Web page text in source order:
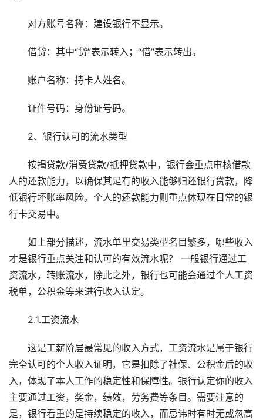
对方账号名称：建设银行不显示。
借贷：其中“贷”表示转入；“借”表示转出。
账户名称：持卡人姓名。
证件号码：身份证号码。
2、银行认可的流水类型
按揭贷款/消费贷款/抵押贷款中，银行会重点审核借款
人的还款能力，以确保其足有的收入能够归还银行贷款，降
低银行坏账率风险。个人的还款能力则重点体现在日常的银
行卡交易中。
如上部分描述，流水单里交易类型名目繁多，哪些收入
才是银行重点关注和认可的有效流水呢？ 一般银行通过工
资流水，转账流水，除此之外，银行也可能会通过个人工资
税单，公积金等来进行收入认定。
2.1.工资流水
这是工薪阶层最常见的收入方式，工资流水是属于银行
完全认可的个人收入证明，它是扣除了社保、公积金后的收
入，体现了本人工作的稳定性和保障性。银行认定你的收入
主要通过工资，奖金，绩效，劳务费等条目。需要注意的
是，银行看重的是持续稳定的收入，而忌讳时有时无或忽高